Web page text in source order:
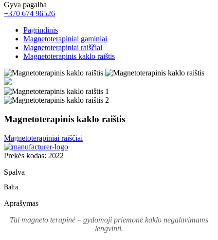
Gyva pagalba
+370 674 96526
Pagrindinis
Magnetoterapiniai gaminiai
Magnetoterapiniai raiščiai
Magnetoterapinis kaklo raištis
Magnetoterapinis kaklo raištis
Magnetoterapiniai raiščiai
Prekės kodas: 2022
Spalva
Balta
Aprašymas
Tai magneto terapinė – gydomoji priemonė kaklo negalavimams
lengvinti.